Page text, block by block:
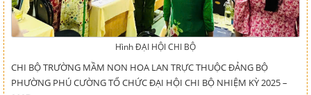
Hình ĐẠI HỘI CHI BỘ
CHI BỘ TRƯỜNG MẦM NON HOA LAN TRỰC THUỘC ĐẢNG BỘ
PHƯỜNG PHÚ CƯỜNG TỔ CHỨC ĐẠI HỘI CHI BỘ NHIỆM KỲ 2025 –